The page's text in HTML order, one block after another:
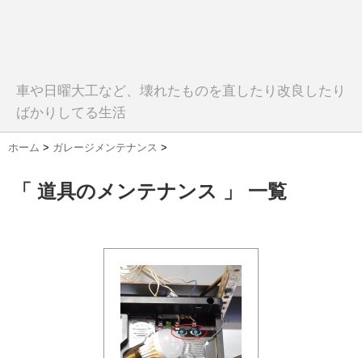
車や日曜大工など、壊れたものを直したり改良したり
ばかりしてる生活
ホーム > ガレージメンテナンス >
「 道具のメンテナンス 」 一覧